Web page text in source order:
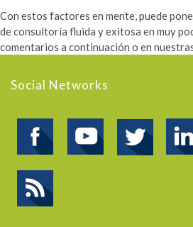
Con estos factores en mente, puede
de consultoría fluida y exitosa en muy
comentarios a continuación o en
Social Networks